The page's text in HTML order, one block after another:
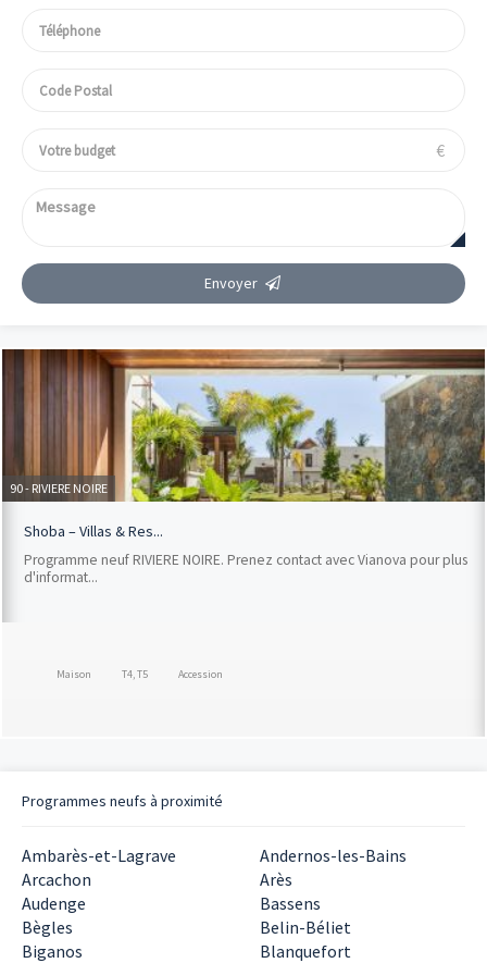
€
Envoyer
90 - RIVIERE NOIRE
Shoba – Villas & Res...
Programme neuf RIVIERE NOIRE. Prenez contact avec Vianova pour plus
d'informat...
Maison T4, T5 Accession
Programmes neufs à proximité
Ambarès-et-Lagrave
Andernos-les-Bains
Arcachon
Arès
Audenge
Bassens
Bègles
Belin-Béliet
Biganos
Blanquefort